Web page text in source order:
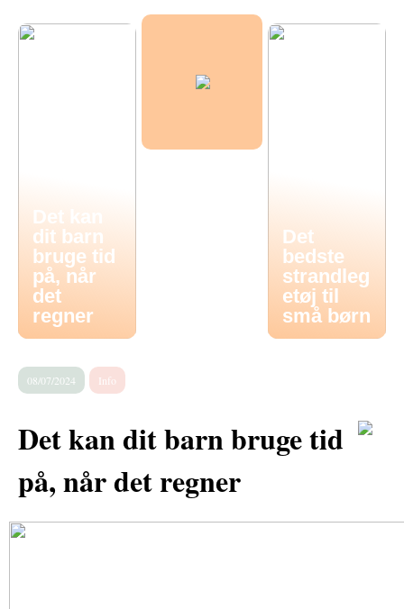
Det kan
dit barn
bruge tid
på, når
det
regner
Det
bedste
strandleg
etøj til
små børn
08/07/2024 Info
Det kan dit barn bruge tid
på, når det regner